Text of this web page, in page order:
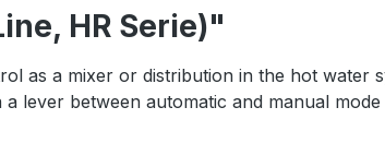
HR Serie)"
as a mixer or distribution in the hot water
lever between automatic and manual